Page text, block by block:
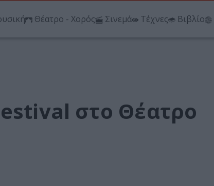
Θέατρο - Χορός Σινεμά Τέχνες Βιβλίο
στο Θέατρο